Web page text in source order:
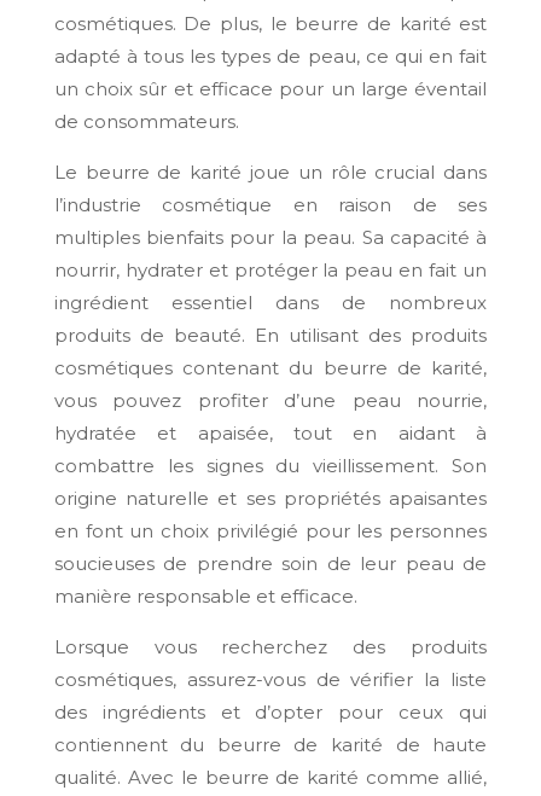
cosmétiques. De plus, le beurre de karité est
adapté à tous les types de peau, ce qui en fait
un choix sûr et efficace pour un large éventail
de consommateurs.
Le beurre de karité joue un rôle crucial dans
l’industrie cosmétique en raison de ses
multiples bienfaits pour la peau. Sa capacité à
nourrir, hydrater et protéger la peau en fait un
ingrédient essentiel dans de nombreux
produits de beauté. En utilisant des produits
cosmétiques contenant du beurre de karité,
vous pouvez profiter d’une peau nourrie,
hydratée et apaisée, tout en aidant à
combattre les signes du vieillissement. Son
origine naturelle et ses propriétés apaisantes
en font un choix privilégié pour les personnes
soucieuses de prendre soin de leur peau de
manière responsable et efficace.
Lorsque vous recherchez des produits
cosmétiques, assurez-vous de vérifier la liste
des ingrédients et d’opter pour ceux qui
contiennent du beurre de karité de haute
qualité. Avec le beurre de karité comme allié,